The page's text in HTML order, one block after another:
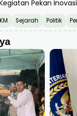
Kegiatan Pekan
Sejarah Politik